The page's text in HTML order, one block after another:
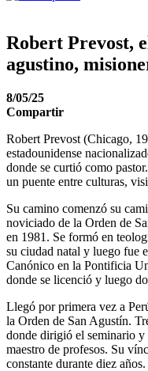
Robert Prevost,
agustino,
8/05/25
Compartir
Robert Prevost (Chicago,
estadounidense
donde se curtió como
un puente entre culturas,
Su camino comenzó su
noviciado de la Orden de
en 1981. Se formó en
su ciudad natal y luego fue
Canónico en la Pontificia
donde se licenció y luego
Llegó por primera vez a
la Orden de San Agustín.
donde dirigió el seminario
maestro de profesos. Su
constante durante diez años.